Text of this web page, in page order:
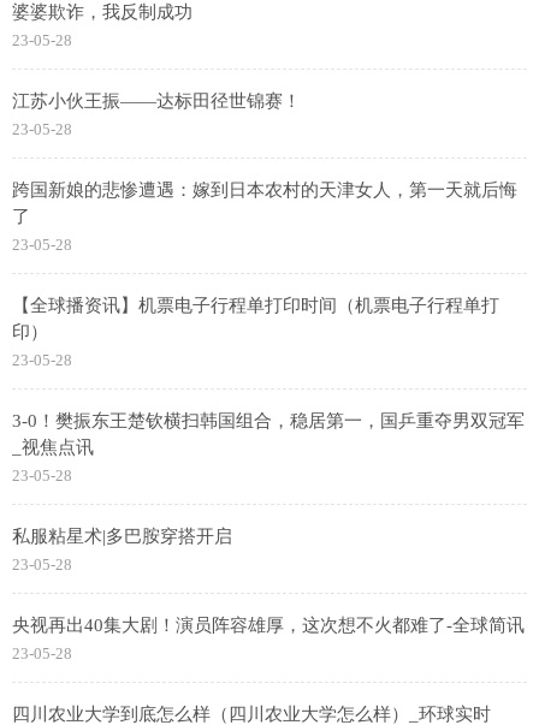
婆婆欺诈，我反制成功
23-05-28
江苏小伙王振——达标田径世锦赛！
23-05-28
跨国新娘的悲惨遭遇：嫁到日本农村的天津女人，第一天就后悔
了
23-05-28
【全球播资讯】机票电子行程单打印时间（机票电子行程单打
印）
23-05-28
3-0！樊振东王楚钦横扫韩国组合，稳居第一，国乒重夺男双冠军
_视焦点讯
23-05-28
私服粘星术|多巴胺穿搭开启
23-05-28
央视再出40集大剧！演员阵容雄厚，这次想不火都难了-全球简讯
23-05-28
四川农业大学到底怎么样（四川农业大学怎么样）_环球实时